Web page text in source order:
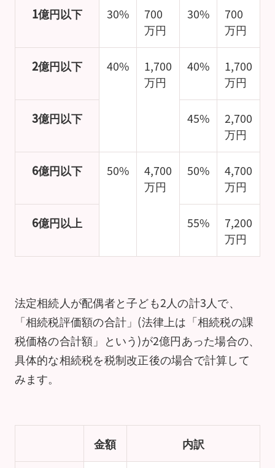
1億円以下 30%
700
万円
30%
700
万円
2億円以下 40%
1,700
万円
40%
1,700
万円
3億円以下 45%
2,700
万円
6億円以下 50%
4,700
万円
50%
4,700
万円
6億円以上 55%
7,200
万円
法定相続人が配偶者と子ども2人の計3人で、
「相続税評価額の合計」(法律上は「相続税の課
税価格の合計額」という)が2億円あった場合の、
具体的な相続税を税制改正後の場合で計算して
みます。
金額 内訳